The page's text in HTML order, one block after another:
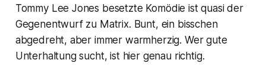
Tommy Lee Jones besetzte Komödie ist quasi der
Gegenentwurf zu Matrix. Bunt, ein bisschen
abgedreht, aber immer warmherzig. Wer gute
Unterhaltung sucht, ist hier genau richtig.